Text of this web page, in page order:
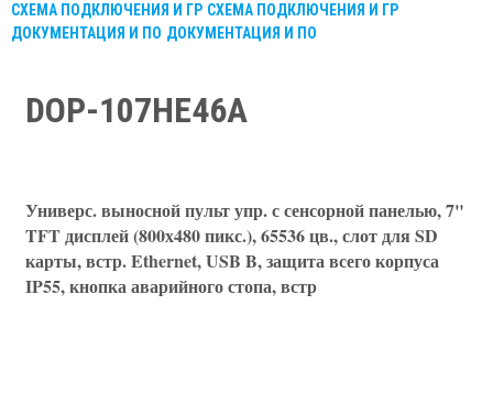
СХЕМА ПОДКЛЮЧЕНИЯ И ГР СХЕМА ПОДКЛЮЧЕНИЯ И ГР
ДОКУМЕНТАЦИЯ И ПО ДОКУМЕНТАЦИЯ И ПО
DOP-107HE46A
Универс. выносной пульт упр. с сенсорной панелью, 7"
TFT дисплей (800х480 пикс.), 65536 цв., слот для SD
карты, встр. Ethernet, USB B, защита всего корпуса
IP55, кнопка аварийного стопа, встр